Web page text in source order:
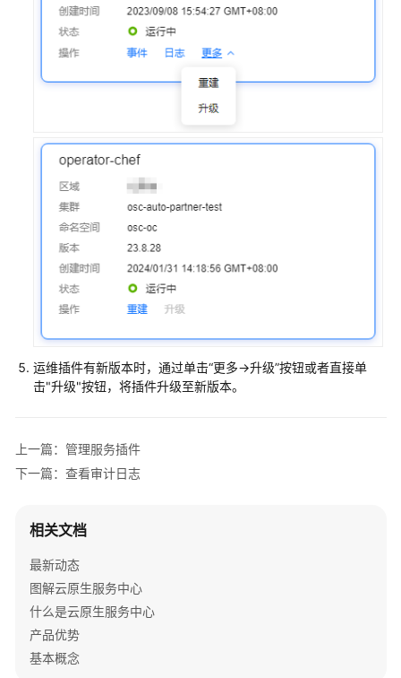
实
例
日
插
件
管
理
管
理
插
件
护
服
件
查
看
审
计
日
运维插件有新版本时，通过单击“更多->升级”按钮或者直接单
击"升级"按钮，将插件升级至新版本。
上一篇：管理服务插件
下一篇：查看审计日志
相关文档
最新动态
图解云原生服务中心
什么是云原生服务中心
产品优势
基本概念